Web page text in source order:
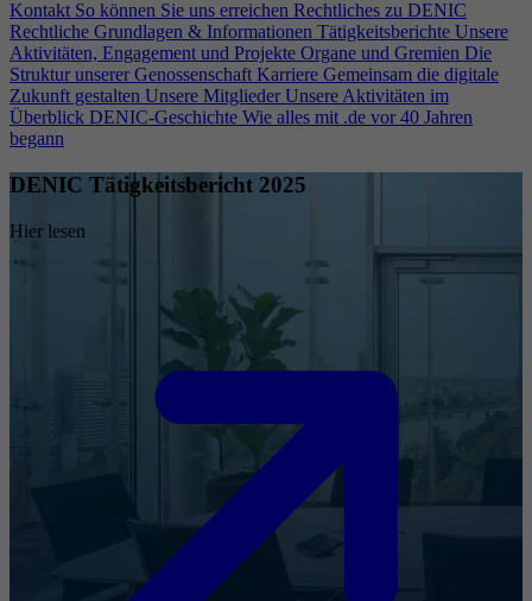
Kontakt So können Sie uns erreichen Rechtliches zu DENIC
Rechtliche Grundlagen & Informationen Tätigkeitsberichte Unsere
Aktivitäten, Engagement und Projekte Organe und Gremien Die
Struktur unserer Genossenschaft Karriere Gemeinsam die digitale
Zukunft gestalten Unsere Mitglieder Unsere Aktivitäten im
Überblick DENIC-Geschichte Wie alles mit .de vor 40 Jahren
begann
DENIC Tätigkeitsbericht 2025
Hier lesen